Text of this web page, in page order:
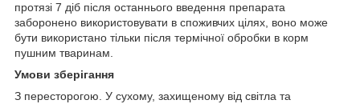
протязі 7 діб після останнього введення препарата
заборонено використовувати в споживчих цілях, воно може
бути використано тільки після термічної обробки в корм
пушним тваринам.
Умови зберігання
З пересторогою. У сухому, захищеному від світла та